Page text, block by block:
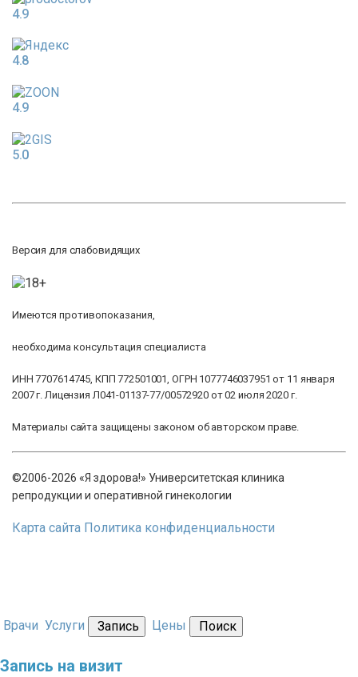
4.9
4.8
4.9
5.0
Версия для слабовидящих
Имеются противопоказания,
необходима консультация специалиста
ИНН 7707614745, КПП 772501001, ОГРН 1077746037951 от 11 января
2007 г. Лицензия Л041-01137-77/00572920 от 02 июля 2020 г.
Материалы сайта защищены законом об авторском праве.
©2006-2026 «Я здорова!» Университетская клиника
репродукции и оперативной гинекологии
Карта сайта Политика конфиденциальности
Врачи Услуги Запись Цены Поиск
Запись на визит